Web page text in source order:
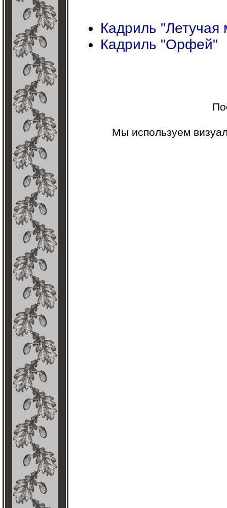
Кадриль
Кадриль "Орфей"
Мы используем